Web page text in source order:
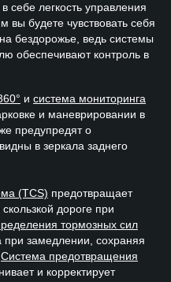
себе легкость управления
будете чувствовать себя
бездорожье, ведь системы
обеспечивают контроль в
и система мониторинга
и маневрировании в
предупредят о
в зеркала заднего
(TCS) предотвращает
дороге при
тормозных сил
при замедлении, сохраняя
Система предотвращения
и корректирует